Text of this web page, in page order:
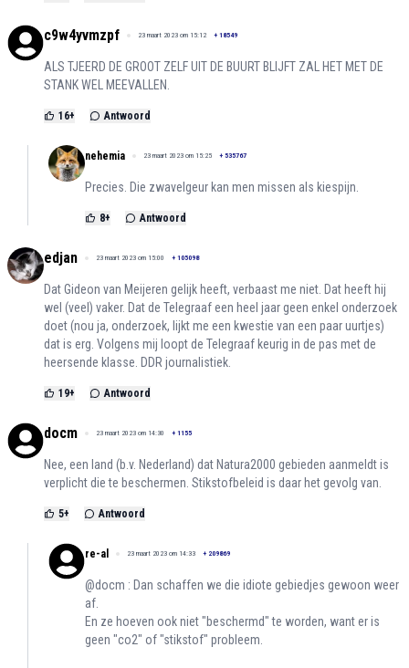
c9w4yvmzpf 23 maart 2023 om 15:12 + 18549
ALS TJEERD DE GROOT ZELF UIT DE BUURT BLIJFT ZAL HET MET DE
STANK WEL MEEVALLEN.
16+ Antwoord
nehemia 23 maart 2023 om 15:25 + 535767
Precies. Die zwavelgeur kan men missen als kiespijn.
8+ Antwoord
edjan 23 maart 2023 om 15:00 + 105098
Dat Gideon van Meijeren gelijk heeft, verbaast me niet. Dat heeft hij
wel (veel) vaker. Dat de Telegraaf een heel jaar geen enkel onderzoek
doet (nou ja, onderzoek, lijkt me een kwestie van een paar uurtjes)
dat is erg. Volgens mij loopt de Telegraaf keurig in de pas met de
heersende klasse. DDR journalistiek.
19+ Antwoord
docm 23 maart 2023 om 14:30 + 1155
Nee, een land (b.v. Nederland) dat Natura2000 gebieden aanmeldt is
verplicht die te beschermen. Stikstofbeleid is daar het gevolg van.
5+ Antwoord
re-al 23 maart 2023 om 14:33 + 209869
@docm : Dan schaffen we die idiote gebiedjes gewoon weer
af.
En ze hoeven ook niet "beschermd" te worden, want er is
geen "co2" of "stikstof" probleem.